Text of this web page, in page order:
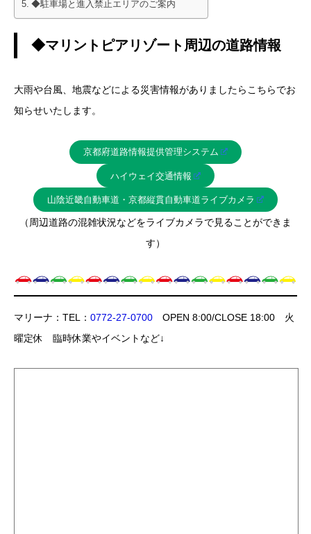
◆駐車場と進入禁止エリアのご案内
◆マリントピアリゾート周辺の道路情報
大雨や台風、地震などによる災害情報がありましたらこちらでお
知らせいたします。
京都府道路情報提供管理システム
ハイウェイ交通情報
山陰近畿自動車道・京都縦貫自動車道ライブカメラ
（周辺道路の混雑状況などをライブカメラで見ることができま
す）
マリーナ：TEL： 0772-27-0700 OPEN 8:00/CLOSE 18:00 火
曜定休 臨時休業やイベントなど↓